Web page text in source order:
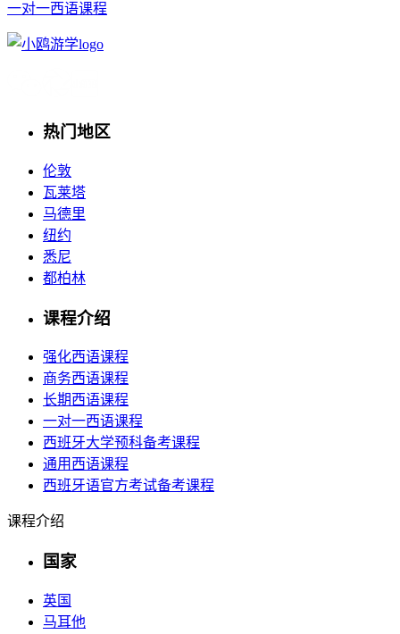
一对一西语课程
热门地区
伦敦
瓦莱塔
马德里
纽约
悉尼
都柏林
课程介绍
强化西语课程
商务西语课程
长期西语课程
一对一西语课程
西班牙大学预科备考课程
通用西语课程
西班牙语官方考试备考课程
课程介绍
国家
英国
马耳他